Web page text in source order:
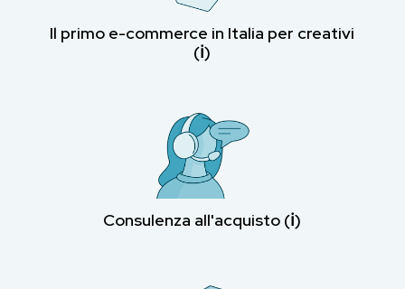
Il primo e-commerce in Italia per creativi
(ℹ︎)
Consulenza all'acquisto (ℹ︎)